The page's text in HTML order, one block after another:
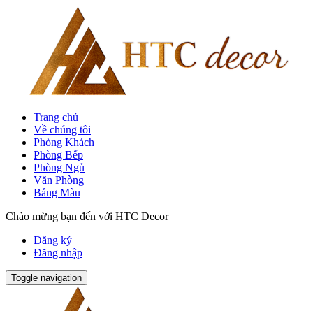
Trang chủ
Về chúng tôi
Phòng Khách
Phòng Bếp
Phòng Ngủ
Văn Phòng
Bảng Màu
Chào mừng bạn đến với HTC Decor
Đăng ký
Đăng nhập
Toggle navigation